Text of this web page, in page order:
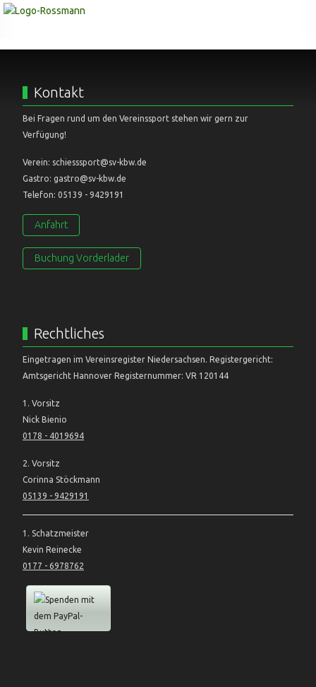
Kontakt
Bei Fragen rund um den Vereinssport stehen wir gern zur
Verfügung!
Verein: schiesssport@sv-kbw.de
Gastro: gastro@sv-kbw.de
Telefon: 05139 - 9429191
Anfahrt
Buchung Vorderlader
Rechtliches
Eingetragen im Vereinsregister Niedersachsen. Registergericht:
Amtsgericht Hannover Registernummer: VR 120144
1. Vorsitz
Nick Bienio
0178 - 4019694
2. Vorsitz
Corinna Stöckmann
05139 - 9429191
1. Schatzmeister
Kevin Reinecke
0177 - 6978762